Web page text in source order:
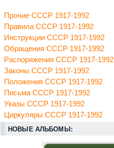
Прочие СССР 1917-1992
Правила СССР 1917-1992
Инструкции СССР 1917-1992
Обращения СССР 1917-1992
Распоряжения СССР 1917-1992
Законы СССР 1917-1992
Положения СССР 1917-1992
Письма СССР 1917-1992
Указы СССР 1917-1992
Циркуляры СССР 1917-1992
НОВЫЕ АЛЬБОМЫ: